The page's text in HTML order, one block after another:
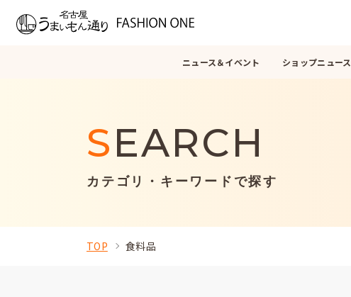
ニュース＆イベント ショップニュース
SEARCH
カテゴリ・キーワードで探す
TOP 食料品